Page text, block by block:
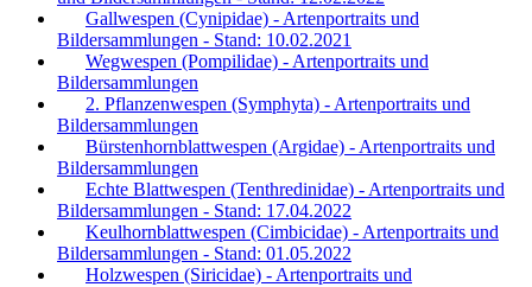
Gallwespen (Cynipidae) - Artenportraits und
Bildersammlungen - Stand: 10.02.2021
Wegwespen (Pompilidae) - Artenportraits und
Bildersammlungen
2. Pflanzenwespen (Symphyta) - Artenportraits und
Bildersammlungen
Bürstenhornblattwespen (Argidae) - Artenportraits und
Bildersammlungen
Echte Blattwespen (Tenthredinidae) - Artenportraits und
Bildersammlungen - Stand: 17.04.2022
Keulhornblattwespen (Cimbicidae) - Artenportraits und
Bildersammlungen - Stand: 01.05.2022
Holzwespen (Siricidae) - Artenportraits und